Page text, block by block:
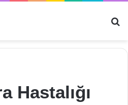
Hastalığı